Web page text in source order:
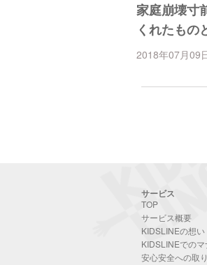
家庭崩壊寸
くれたもの
2018年07月09
サービス
TOP
サービス概要
KIDSLINEの想い
KIDSLINEでの
安心安全への取